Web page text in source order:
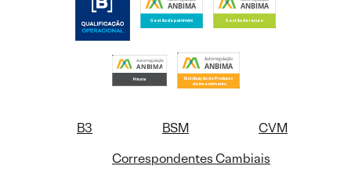
B3 BSM
CVM
Correspondentes Cambiais